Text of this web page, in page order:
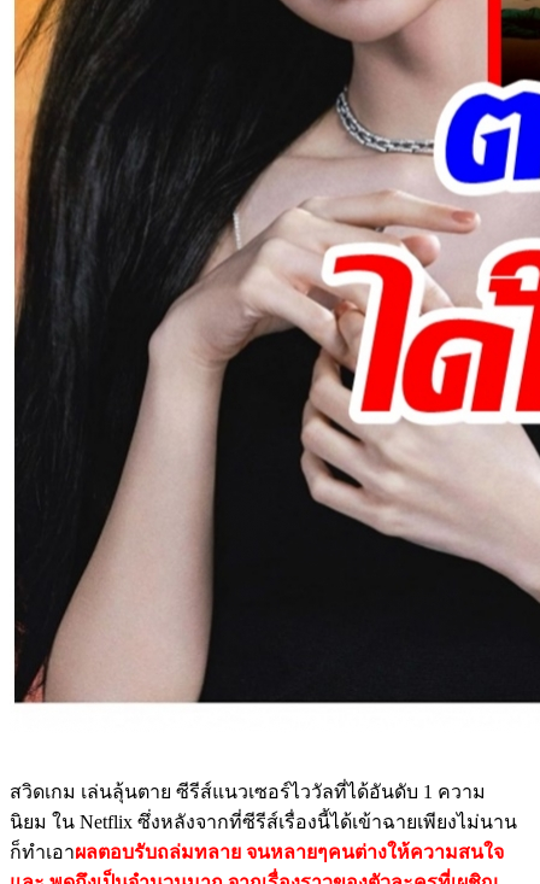
สวิดเกม เล่นลุ้นตาย ซีรีส์แนวเซอร์ไววัลที่ได้อันดับ 1 ความ
นิยม ใน Netflix ซึ่งหลังจากที่ซีรีส์เรื่องนี้ได้เข้าฉายเพียงไม่นาน
ก็ทำเอาผลตอบรับถล่มทลาย จนหลายๆคนต่างให้ความสนใจ